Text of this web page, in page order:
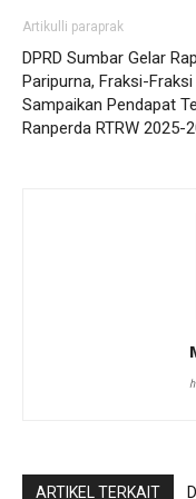
Artikulli paraprak
DPRD Sumbar Gelar
Paripurna, Fraksi-Fraksi
Sampaikan Pendapat
Ranperda RTRW 2025-
ARTIKEL TERKAIT